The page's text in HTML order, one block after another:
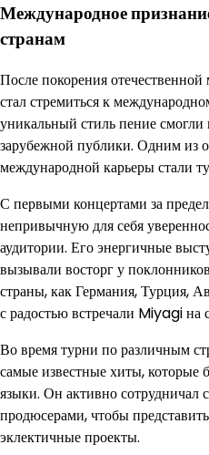
Международное
странам
После покорения
стал стремиться к
уникальный стиль пение
зарубежной публики. Одним из
международной карьеры стали
С первыми концертами за
непривычную для себя
аудитории. Его энергичные
вызывали восторг у
страны, как Германия, Турция,
с радостью встречали Miyagi на
Во время турни по различным
самые известные хиты, которые
языки. Он активно сотрудничал
продюсерами, чтобы
эклектичные проекты.